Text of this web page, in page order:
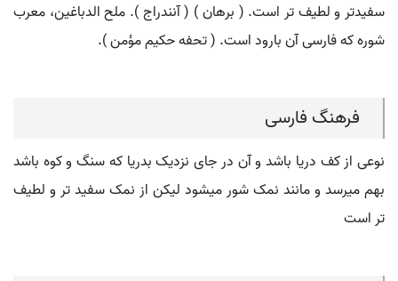
سفیدتر و لطیف تر است. ( برهان ) ( آنندراج ). ملح الدباغین، معرب
شوره که فارسی آن بارود است. ( تحفه حکیم مؤمن ).
فرهنگ فارسی
نوعی از کف دریا باشد و آن در جای نزدیک بدریا که سنگ و کوه باشد
بهم میرسد و مانند نمک شور میشود لیکن از نمک سفید تر و لطیف
تر است